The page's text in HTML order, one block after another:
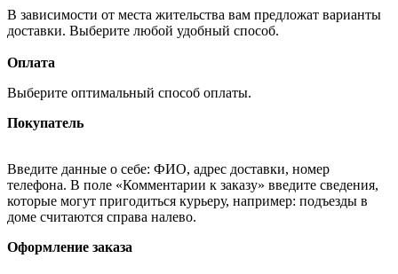
В зависимости от места жительства вам предложат варианты
доставки. Выберите любой удобный способ.
Оплата
Выберите оптимальный способ оплаты.
Покупатель
Введите данные о себе: ФИО, адрес доставки, номер
телефона. В поле «Комментарии к заказу» введите сведения,
которые могут пригодиться курьеру, например: подъезды в
доме считаются справа налево.
Оформление заказа